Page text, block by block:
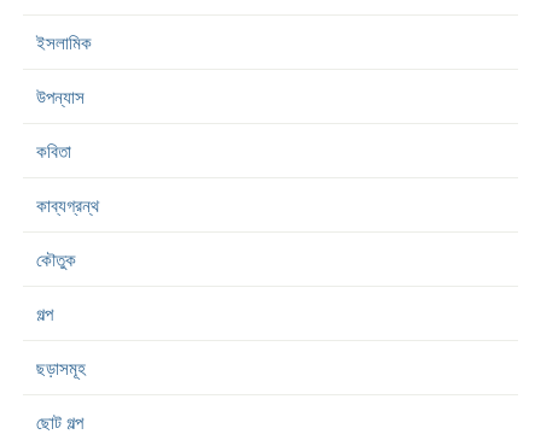
ইসলামিক
উপন্যাস
কবিতা
কাব্যগ্রন্থ
কৌতুক
গল্প
ছড়াসমূহ
ছোট গল্প